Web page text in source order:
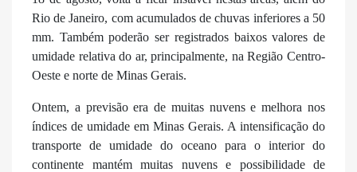
Rio de Janeiro, com acumulados de chuvas inferiores a 50
mm. Também poderão ser registrados baixos valores de
umidade relativa do ar, principalmente, na Região Centro-
Oeste e norte de Minas Gerais.
Ontem, a previsão era de muitas nuvens e melhora nos
índices de umidade em Minas Gerais. A intensificação do
transporte de umidade do oceano para o interior do
continente mantém muitas nuvens e possibilidade de